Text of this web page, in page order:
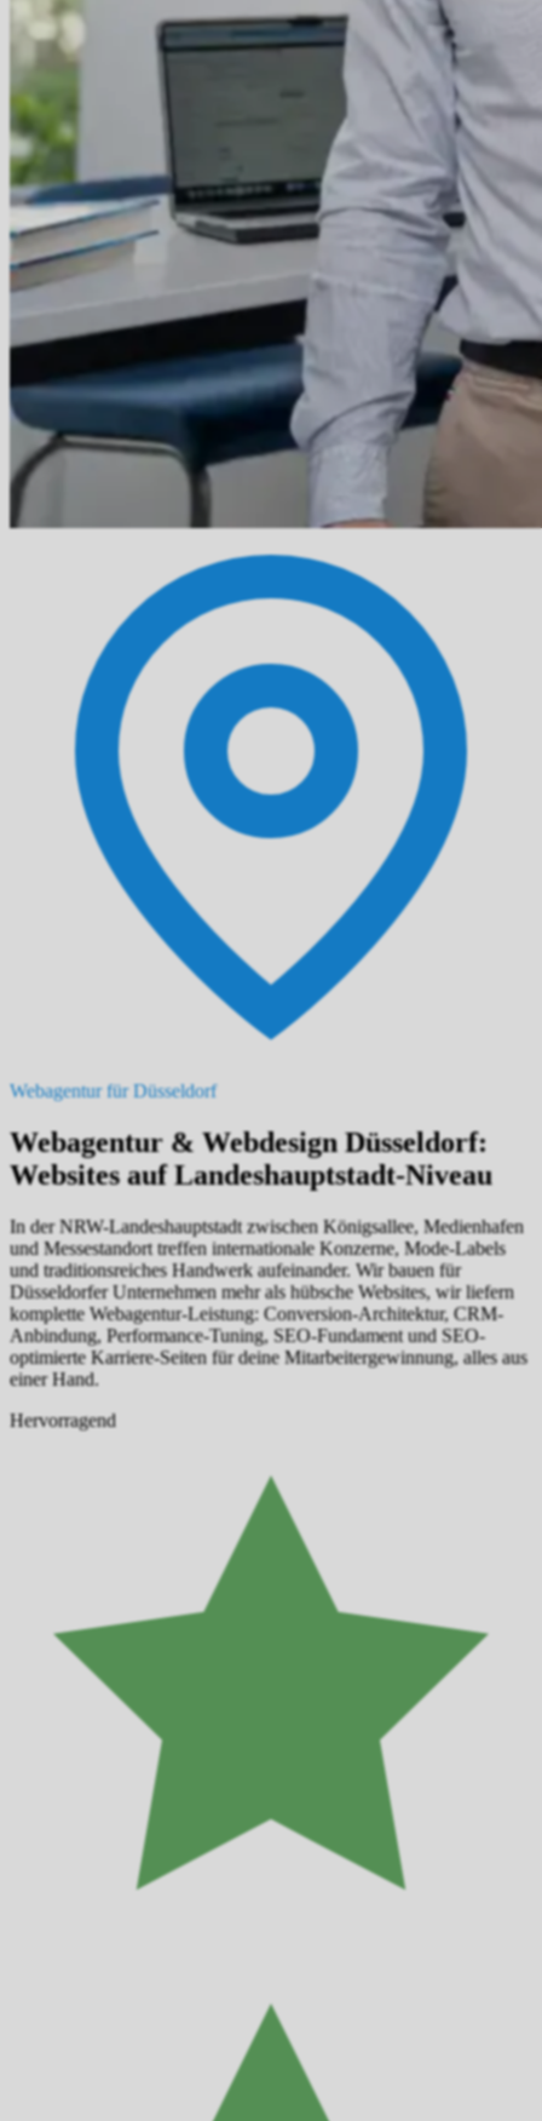
Webagentur für Düsseldorf
Webagentur & Webdesign Düsseldorf:
Websites auf Landeshauptstadt-Niveau
In der NRW-Landeshauptstadt zwischen Königsallee, Medienhafen
und Messestandort treffen internationale Konzerne, Mode-Labels
und traditionsreiches Handwerk aufeinander. Wir bauen für
Düsseldorfer Unternehmen mehr als hübsche Websites, wir liefern
komplette Webagentur-Leistung: Conversion-Architektur, CRM-
Anbindung, Performance-Tuning, SEO-Fundament und SEO-
optimierte Karriere-Seiten für deine Mitarbeitergewinnung, alles aus
einer Hand.
Hervorragend